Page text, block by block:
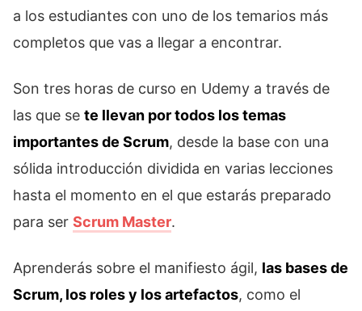
a los estudiantes con uno de los temarios más
completos que vas a llegar a encontrar.
Son tres horas de curso en Udemy a través de
las que se te llevan por todos los temas
importantes de Scrum, desde la base con una
sólida introducción dividida en varias lecciones
hasta el momento en el que estarás preparado
para ser Scrum Master.
Aprenderás sobre el manifiesto ágil, las bases de
Scrum, los roles y los artefactos, como el